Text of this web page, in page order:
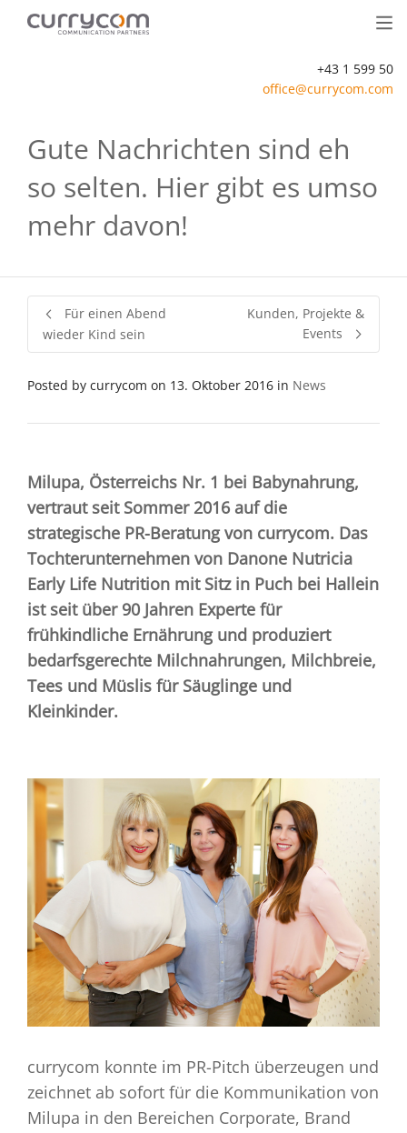
+43 1 599 50
office@currycom.com
Gute Nachrichten sind eh
so selten. Hier gibt es umso
mehr davon!
Für einen Abend
wieder Kind sein
Kunden, Projekte &
Events
Posted by currycom on 13. Oktober 2016 in News
Milupa, Österreichs Nr. 1 bei Babynahrung,
vertraut seit Sommer 2016 auf die
strategische PR-Beratung von currycom. Das
Tochterunternehmen von Danone Nutricia
Early Life Nutrition mit Sitz in Puch bei Hallein
ist seit über 90 Jahren Experte für
frühkindliche Ernährung und produziert
bedarfsgerechte Milchnahrungen, Milchbreie,
Tees und Müslis für Säuglinge und
Kleinkinder.
currycom konnte im PR-Pitch überzeugen und
zeichnet ab sofort für die Kommunikation von
Milupa in den Bereichen Corporate, Brand